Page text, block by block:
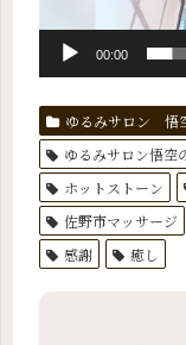
00:00
ゆるみサロン 悟
ゆるみサロン悟空
ホットストーン
佐野市マッサージ
感謝
癒し